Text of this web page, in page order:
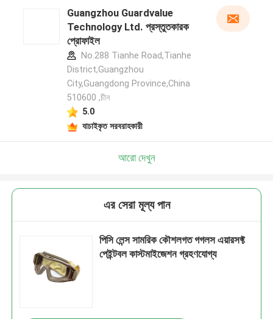
Guangzhou Guardvalue
Technology Ltd. প্রস্তুতকারক
প্রোফাইল
No.288 Tianhe Road,Tianhe
District,Guangzhou
City,Guangdong Province,China
510600 ,চীন
5.0
যাচাইকৃত সরবরাহকারী
আরো দেখুন
এর সেরা মূল্য পান
পিসি লেন্স সামরিক কৌশলগত গগলস এয়ারসফ্ট
পেইন্টবল কাস্টমাইজেশন গ্রহণযোগ্য